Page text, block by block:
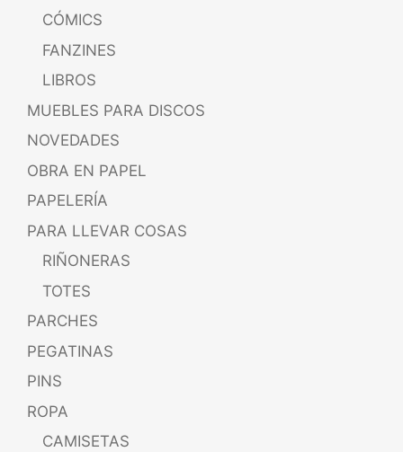
CÓMICS
FANZINES
LIBROS
MUEBLES PARA DISCOS
NOVEDADES
OBRA EN PAPEL
PAPELERÍA
PARA LLEVAR COSAS
RIÑONERAS
TOTES
PARCHES
PEGATINAS
PINS
ROPA
CAMISETAS